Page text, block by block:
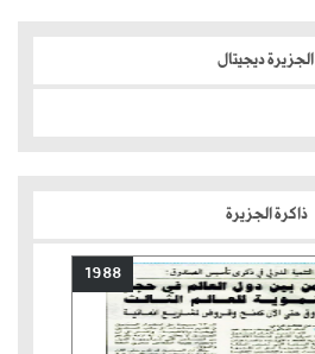
الجزيرة ديجيتال
ذاكرة الجزيرة
1988